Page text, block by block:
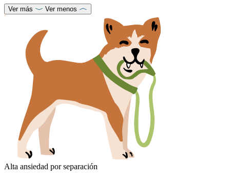
Ver más Ver menos
Alta ansiedad por separación